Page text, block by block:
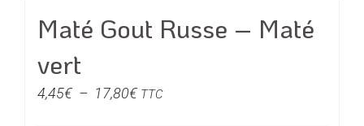
Maté Gout Russe – Maté
vert
4,45€ – 17,80€Plage
TTC